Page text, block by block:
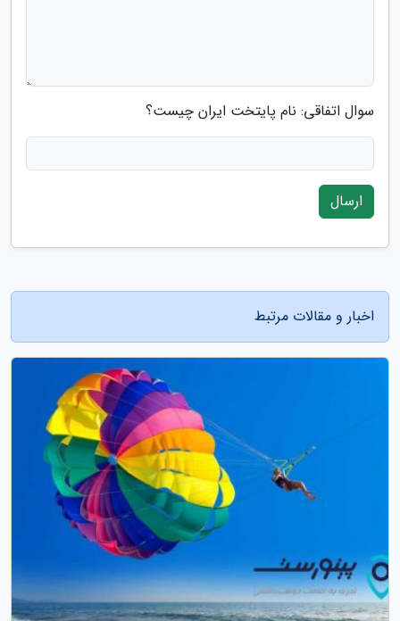
سوال اتفاقی: نام پایتخت ایران چیست؟
ارسال
اخبار و مقالات مرتبط